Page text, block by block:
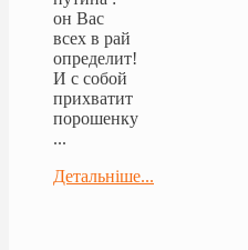
он Вас
всех в рай
определит!
И с собой
прихватит
порошенку
...
Детальніше...